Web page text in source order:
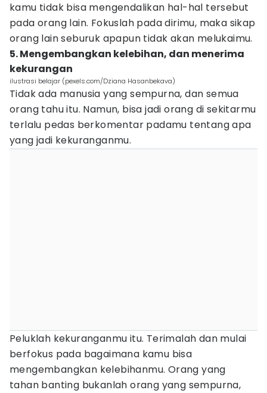
kamu tidak bisa mengendalikan hal-hal tersebut
pada orang lain. Fokuslah pada dirimu, maka sikap
orang lain seburuk apapun tidak akan melukaimu.
5. Mengembangkan kelebihan, dan menerima
kekurangan
ilustrasi belajar (pexels.com/Dziana Hasanbekava)
Tidak ada manusia yang sempurna, dan semua
orang tahu itu. Namun, bisa jadi orang di sekitarmu
terlalu pedas berkomentar padamu tentang apa
yang jadi kekuranganmu.
Peluklah kekuranganmu itu. Terimalah dan mulai
berfokus pada bagaimana kamu bisa
mengembangkan kelebihanmu. Orang yang
tahan banting bukanlah orang yang sempurna,